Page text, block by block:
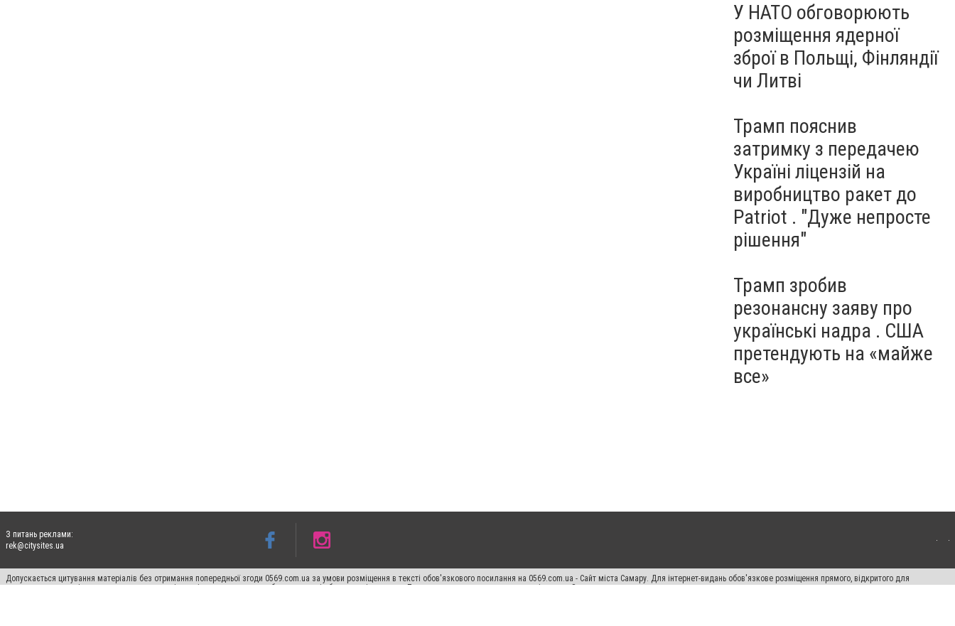
У НАТО обговорюють
розміщення ядерної
зброї в Польщі, Фінляндії
чи Литві
Трамп пояснив
затримку з передачею
Україні ліцензій на
виробництво ракет до
Patriot . "Дуже непросте
рішення"
Трамп зробив
резонансну заяву про
українські надра . США
претендують на «майже
все»
З питань реклами:
rek@citysites.ua
Допускається цитування матеріалів без отримання попередньої згоди 0569.com.ua за умови розміщення в тексті обов'язкового посилання на 0569.com.ua - Сайт міста Самару. Для інтернет-видань обов'язкове розміщення прямого, відкритого для
пошукових систем гіперпосилання на цитовані статті не нижче другого абзацу в тексті або в якості джерела. Порушення виняткових прав переслідується Законом.